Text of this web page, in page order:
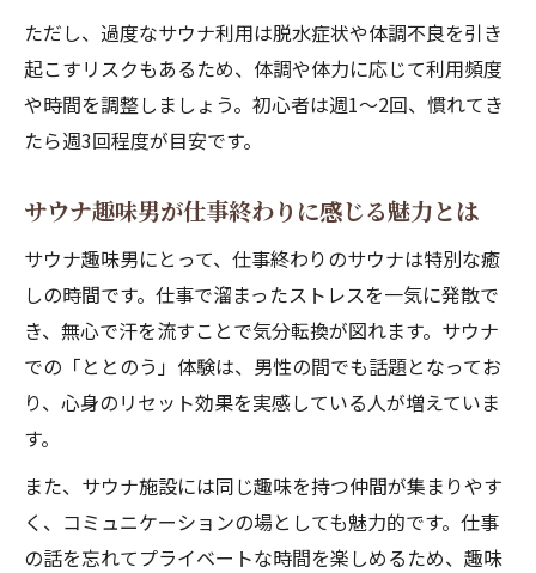
ただし、過度なサウナ利用は脱水症状や体調不良を引き
起こすリスクもあるため、体調や体力に応じて利用頻度
や時間を調整しましょう。初心者は週1～2回、慣れてき
たら週3回程度が目安です。
サウナ趣味男が仕事終わりに感じる魅力とは
サウナ趣味男にとって、仕事終わりのサウナは特別な癒
しの時間です。仕事で溜まったストレスを一気に発散で
き、無心で汗を流すことで気分転換が図れます。サウナ
での「ととのう」体験は、男性の間でも話題となってお
り、心身のリセット効果を実感している人が増えていま
す。
また、サウナ施設には同じ趣味を持つ仲間が集まりやす
く、コミュニケーションの場としても魅力的です。仕事
の話を忘れてプライベートな時間を楽しめるため、趣味